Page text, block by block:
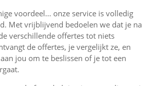
voordeel... onze service is volledig
Met vrijblijvend bedoelen we dat je na
verschillende offertes tot niets
de offertes, je vergelijkt ze, en
jou om te beslissen of je tot een